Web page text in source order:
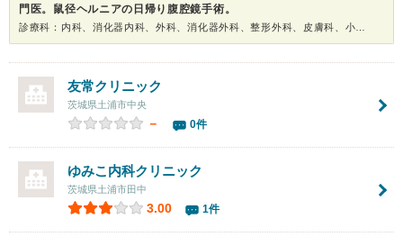
門医。鼠径ヘルニアの日帰り腹腔鏡手術。
友常クリニック
茨城県土浦市中央
－ 0件
ゆみこ内科クリニック
茨城県土浦市田中
3.00 1件